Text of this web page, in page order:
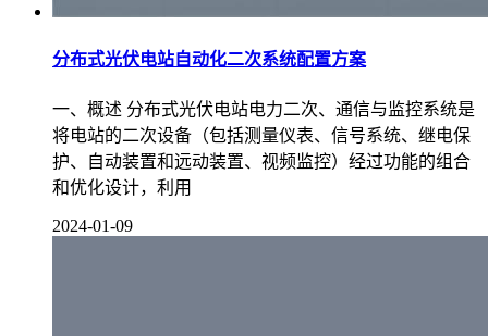
分布式光伏电站自动化二次系统配置方案
一、概述 分布式光伏电站电力二次、通信与监控系统是
将电站的二次设备（包括测量仪表、信号系统、继电保
护、自动装置和远动装置、视频监控）经过功能的组合
和优化设计，利用
2024-01-09